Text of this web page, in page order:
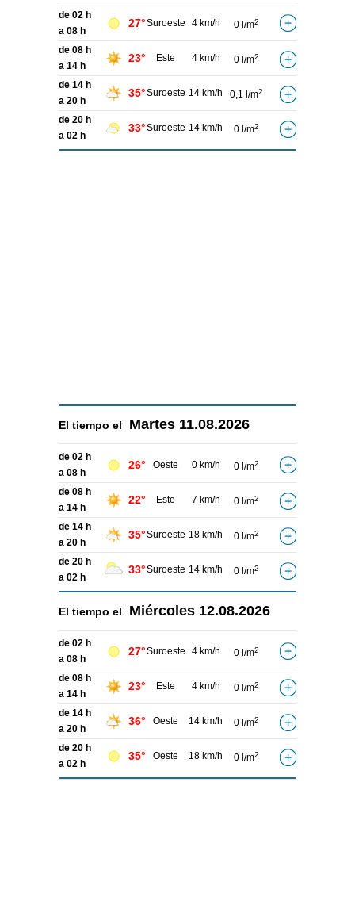
de 02 h
a 08 h
27°Suroeste 4 km/h 0 l/m2
de 08 h
a 14 h
23° Este 4 km/h 0 l/m2
de 14 h
a 20 h
35°Suroeste 14 km/h 0,1 l/m2
de 20 h
a 02 h
33°Suroeste 14 km/h 0 l/m2
El tiempo el Martes 11.08.2026
de 02 h
a 08 h
26° Oeste 0 km/h 0 l/m2
de 08 h
a 14 h
22° Este 7 km/h 0 l/m2
de 14 h
a 20 h
35°Suroeste 18 km/h 0 l/m2
de 20 h
a 02 h
33°Suroeste 14 km/h 0 l/m2
El tiempo el Miércoles 12.08.2026
de 02 h
a 08 h
27°Suroeste 4 km/h 0 l/m2
de 08 h
a 14 h
23° Este 4 km/h 0 l/m2
de 14 h
a 20 h
36° Oeste 14 km/h 0 l/m2
de 20 h
a 02 h
35° Oeste 18 km/h 0 l/m2